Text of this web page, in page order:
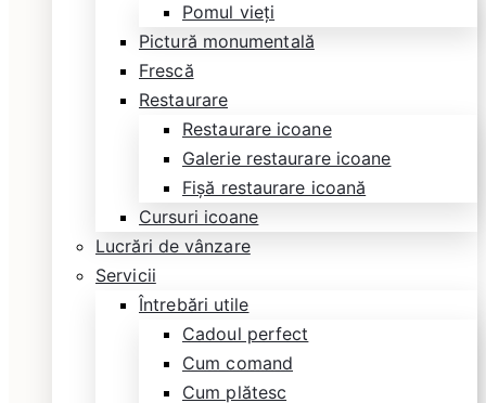
Pomul vieți
Pictură monumentală
Frescă
Restaurare
Restaurare icoane
Galerie restaurare icoane
Fișă restaurare icoană
Cursuri icoane
Lucrări de vânzare
Servicii
Întrebări utile
Cadoul perfect
Cum comand
Cum plătesc